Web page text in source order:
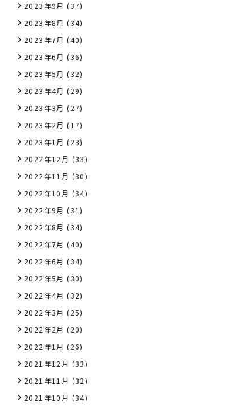
2023年9月 (37)
2023年8月 (34)
2023年7月 (40)
2023年6月 (36)
2023年5月 (32)
2023年4月 (29)
2023年3月 (27)
2023年2月 (17)
2023年1月 (23)
2022年12月 (33)
2022年11月 (30)
2022年10月 (34)
2022年9月 (31)
2022年8月 (34)
2022年7月 (40)
2022年6月 (34)
2022年5月 (30)
2022年4月 (32)
2022年3月 (25)
2022年2月 (20)
2022年1月 (26)
2021年12月 (33)
2021年11月 (32)
2021年10月 (34)